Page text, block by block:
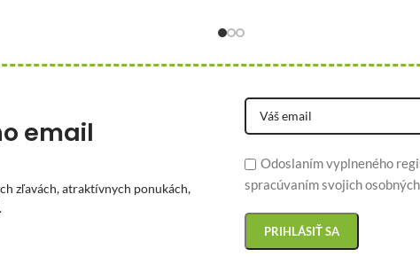
email
zľavách, atraktívnych ponukách,
Odoslaním vyplneného
spracúvaním svojich